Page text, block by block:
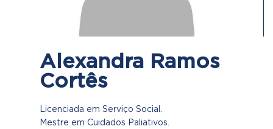
Alexandra Ramos
Cortês
Licenciada em Serviço Social.
Mestre em Cuidados Paliativos.